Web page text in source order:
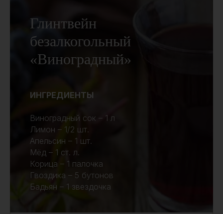
Глинтвейн
безалкогольный
«Виноградный»
ИНГРЕДИЕНТЫ
Виноградный сок – 1 л
Лимон – 1/2 шт.
Апельсин – 1 шт.
Мёд – 1 ст. л.
Корица – 1 палочка
Гвоздика – 5 бутонов
Бадьян – 1 звездочка